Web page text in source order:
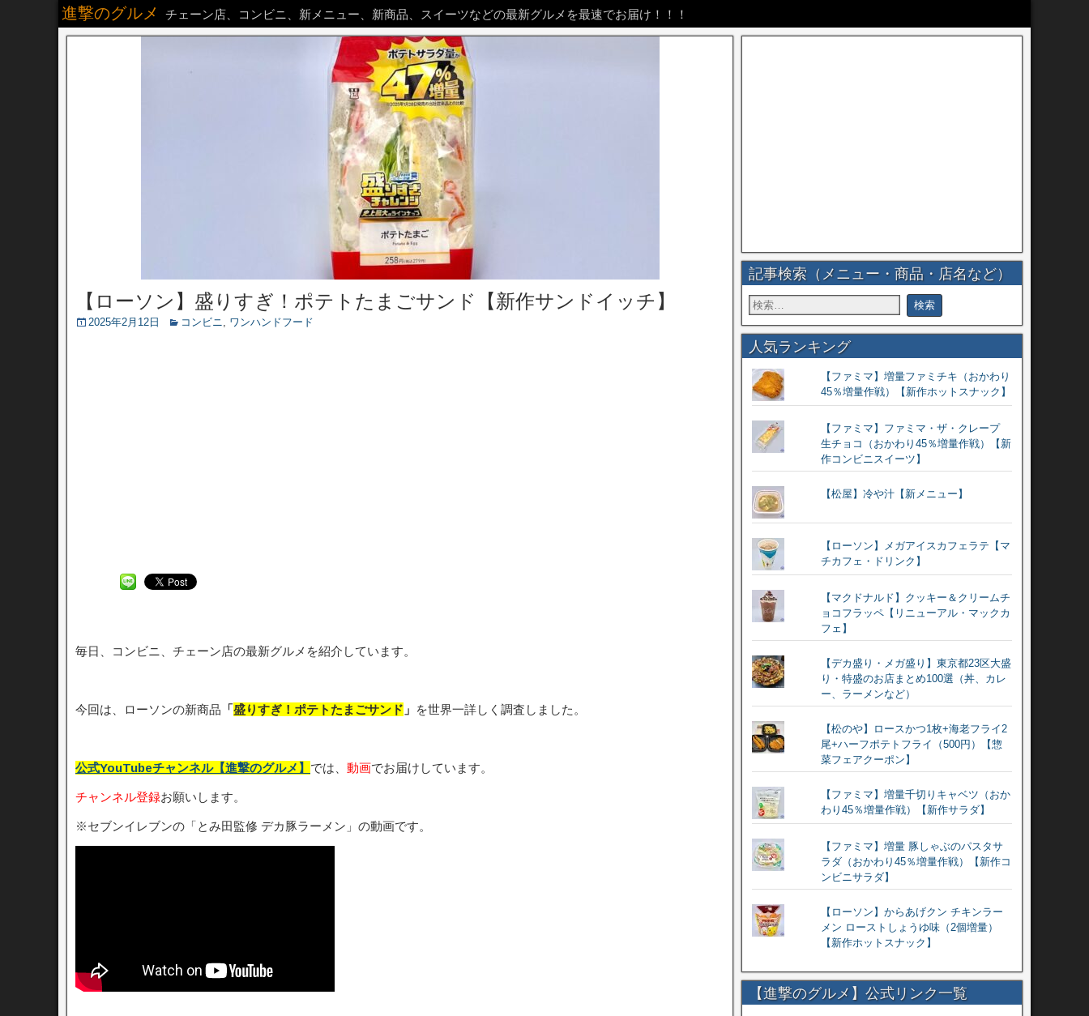
進撃のグルメ チェーン店、コンビニ、新メニュー、新商品、スイーツなどの最新グルメを最速でお届け！！！
【ローソン】盛りすぎ！ポテトたまごサンド【新作サンドイッチ】
2025年2月12日 コンビニ, ワンハンドフード
毎日、コンビニ、チェーン店の最新グルメを紹介しています。
今回は、ローソンの新商品 「盛りすぎ！ポテトたまごサンド 」 を世界一詳しく調査しました。
公式YouTubeチャンネル【進撃のグルメ】 では、 動画でお届けしています。
チャンネル登録お願いします。
※セブンイレブンの「とみ田監修 デカ豚ラーメン」の動画です。
記事検索（メニュー・商品・店名など）
人気ランキング
【ファミマ】増量ファミチキ（おかわり
45％増量作戦）【新作ホットスナック】
【ファミマ】ファミマ・ザ・クレープ
生チョコ（おかわり45％増量作戦）【新
作コンビニスイーツ】
【松屋】冷や汁【新メニュー】
【ローソン】メガアイスカフェラテ【マ
チカフェ・ドリンク】
【マクドナルド】クッキー＆クリームチ
ョコフラッペ【リニューアル・マックカ
フェ】
【デカ盛り・メガ盛り】東京都23区大盛
り・特盛のお店まとめ100選（丼、カレ
ー、ラーメンなど）
【松のや】ロースかつ1枚+海老フライ2
尾+ハーフポテトフライ（500円）【惣
菜フェアクーポン】
【ファミマ】増量千切りキャベツ（おか
わり45％増量作戦）【新作サラダ】
【ファミマ】増量 豚しゃぶのパスタサ
ラダ（おかわり45％増量作戦）【新作コ
ンビニサラダ】
【ローソン】からあげクン チキンラー
メン ローストしょうゆ味（2個増量）
【新作ホットスナック】
【進撃のグルメ】公式リンク一覧